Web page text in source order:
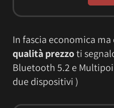
In fascia economica ma
qualità prezzoti
Bluetooth 5.2 e
due dispositivi )